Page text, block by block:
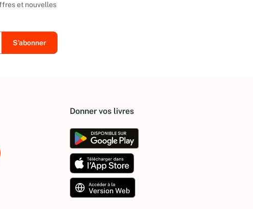
et nouvelles
Donner vos livres